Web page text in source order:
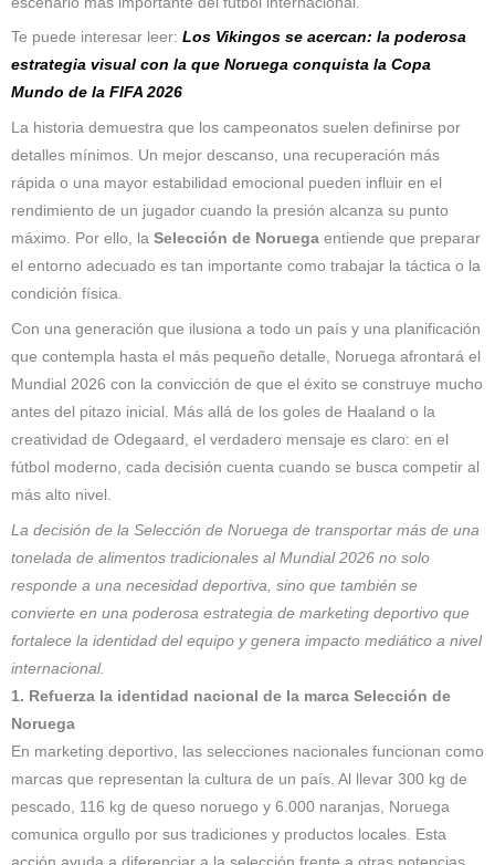
Te puede interesar leer: Los Vikingos se acercan: la poderosa
estrategia visual con la que Noruega conquista la Copa
Mundo de la FIFA 2026
La historia demuestra que los campeonatos suelen definirse por
detalles mínimos. Un mejor descanso, una recuperación más
rápida o una mayor estabilidad emocional pueden influir en el
rendimiento de un jugador cuando la presión alcanza su punto
máximo. Por ello, la Selección de Noruega entiende que preparar
el entorno adecuado es tan importante como trabajar la táctica o la
condición física.
Con una generación que ilusiona a todo un país y una planificación
que contempla hasta el más pequeño detalle, Noruega afrontará el
Mundial 2026 con la convicción de que el éxito se construye mucho
antes del pitazo inicial. Más allá de los goles de Haaland o la
creatividad de Odegaard, el verdadero mensaje es claro: en el
fútbol moderno, cada decisión cuenta cuando se busca competir al
más alto nivel.
La decisión de la Selección de Noruega de transportar más de una
tonelada de alimentos tradicionales al Mundial 2026 no solo
responde a una necesidad deportiva, sino que también se
convierte en una poderosa estrategia de marketing deportivo que
fortalece la identidad del equipo y genera impacto mediático a nivel
internacional.
1. Refuerza la identidad nacional de la marca Selección de
Noruega
En marketing deportivo, las selecciones nacionales funcionan como
marcas que representan la cultura de un país. Al llevar 300 kg de
pescado, 116 kg de queso noruego y 6.000 naranjas, Noruega
comunica orgullo por sus tradiciones y productos locales. Esta